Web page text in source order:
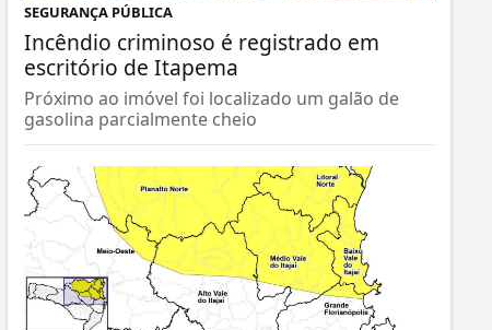
SEGURANÇA PÚBLICA
Incêndio criminoso é registrado em
escritório de Itapema
Próximo ao imóvel foi localizado um galão de
gasolina parcialmente cheio